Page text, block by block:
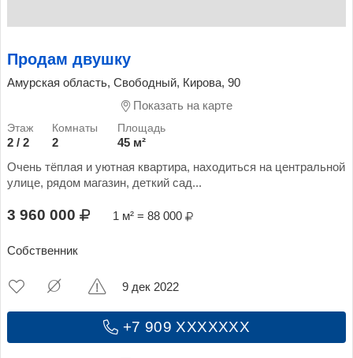
Продам двушку
Амурская область, Свободный, Кирова, 90
Показать на карте
2 / 2 2
45 м²
Очень тёплая и уютная квартира, находиться на центральной
улице, рядом магазин, деткий сад...
3 960 000 1 м² = 88 000
Собственник
+7 909 XXXXXXX
9 дек 2022